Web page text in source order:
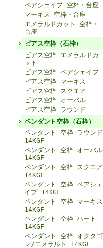
ペアシェイプ 空枠・台座
マーキス 空枠・台座
エメラルドカット 空枠・
台座
ピアス空枠（石枠）
ピアス空枠 エメラルドカ
ット
ピアス空枠 ペアシェイプ
ピアス空枠 マーキス
ピアス空枠 スクエア
ピアス空枠 オーバル
ピアス空枠 ラウンド
ペンダント空枠（石枠）
ペンダント 空枠 ラウンド
14KGF
ペンダント 空枠 オーバル
14KGF
ペンダント 空枠 スクエア
14KGF
ペンダント 空枠 ペアシェ
イプ 14KGF
ペンダント 空枠 マーキス
14KGF
ペンダント 空枠 ハート
14KGF
ペンダント 空枠 オクタゴ
ン/エメラルド 14KGF